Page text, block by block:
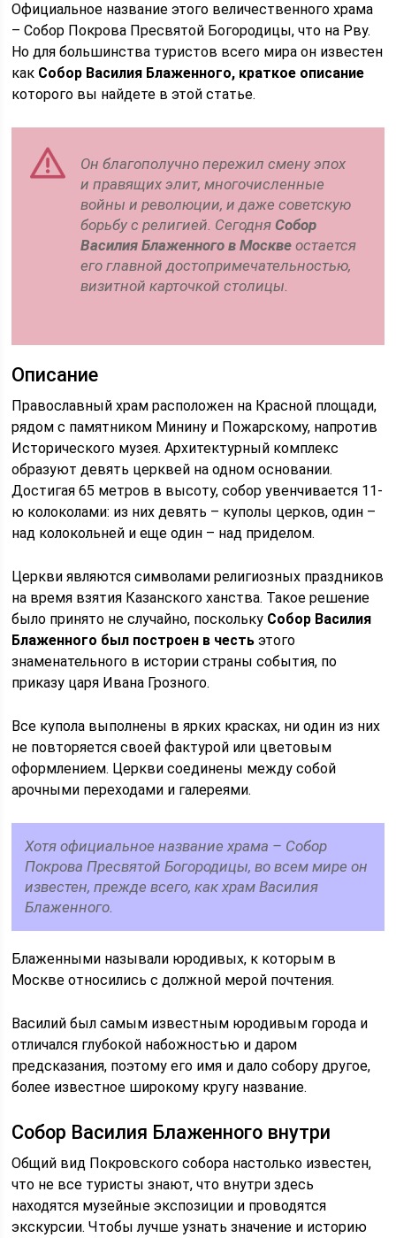
Официальное название этого величественного храма
– Собор Покрова Пресвятой Богородицы, что на Рву.
Но для большинства туристов всего мира он известен
как Собор Василия Блаженного, краткое описание
которого вы найдете в этой статье.
Он благополучно пережил смену эпох
и правящих элит, многочисленные
войны и революции, и даже советскую
борьбу с религией. СегодняСобор
Василия Блаженного в Москве остается
его главной достопримечательностью,
визитной карточкой столицы.
Описание
Православный храм расположен на Красной площади,
рядом с памятником Минину и Пожарскому, напротив
Исторического музея. Архитектурный комплекс
образуют девять церквей на одном основании.
Достигая 65 метров в высоту, собор увенчивается 11-
ю колоколами: из них девять – куполы церков, один –
над колокольней и еще один – над приделом.
Церкви являются символами религиозных праздников
на время взятия Казанского ханства. Такое решение
было принято не случайно, поскольку Собор Василия
Блаженного был построен в честь этого
знаменательного в истории страны события, по
приказу царя Ивана Грозного.
Все купола выполнены в ярких красках, ни один из них
не повторяется своей фактурой или цветовым
оформлением. Церкви соединены между собой
арочными переходами и галереями.
Хотя официальное название храма – Собор
Покрова Пресвятой Богородицы, во всем мире он
известен, прежде всего, как храм Василия
Блаженного.
Блаженными называли юродивых, к которым в
Москве относились с должной мерой почтения.
Василий был самым известным юродивым города и
отличался глубокой набожностью и даром
предсказания, поэтому его имя и дало собору другое,
более известное широкому кругу название.
Собор Василия Блаженного внутри
Общий вид Покровского собора настолько известен,
что не все туристы знают, что внутри здесь
находятся музейные экспозиции и проводятся
экскурсии. Чтобы лучше узнать значение и историю